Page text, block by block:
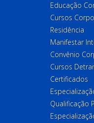
Educação
Cursos
Residência
Manifestar
Convênio
Cursos
Certificados
Qualificação